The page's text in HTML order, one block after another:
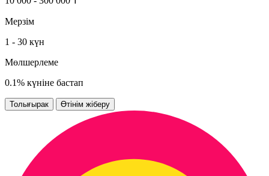
Мерзім
1 - 30 күн
Мөлшерлеме
0.1% күніне бастап
Толығырак Өтінім жіберу